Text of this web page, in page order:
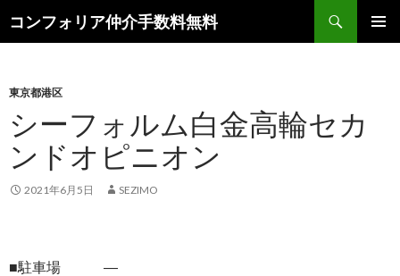
コンフォリア仲介手数料無料
索
ン
ツ
へ
ス
キ
ッ
東京都港区
シーフォルム白金高輪セカ
ンドオピニオン
2021年6月5日 SEZIMO
■駐車場 ―